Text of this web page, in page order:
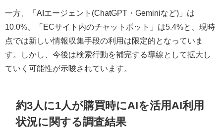
一方、「AIエージェント(ChatGPT・Geminiなど)」は
10.0%、「ECサイト内のチャットボット」は5.4%と、現時
点では新しい情報収集手段の利用は限定的となっていま
す。しかし、今後は検索行動を補完する導線として拡大し
ていく可能性が示唆されています。
約3人に1人が購買時にAIを活用AI利用
状況に関する調査結果